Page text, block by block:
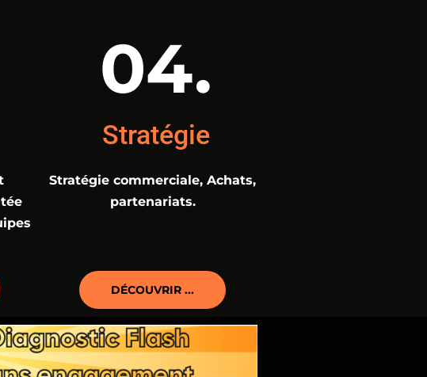
04.
Stratégie
Stratégie commerciale, Achats,
partenariats.
DÉCOUVRIR ...